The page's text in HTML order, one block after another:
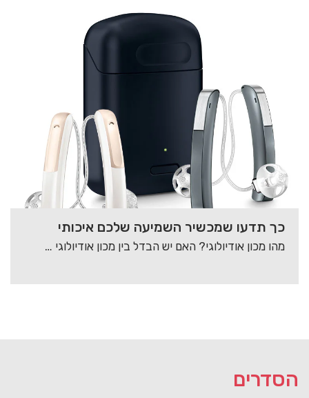
כך תדעו שמכשיר השמיעה שלכם איכותי
מהו מכון אודיולוגי? האם יש הבדל בין מכון אודיולוגי למכון שמיעה? איזה שירותים מוצעים לכם…
הסדרים